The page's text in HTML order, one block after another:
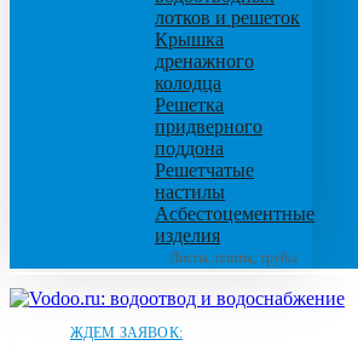
лотков и решеток
Крышка
дренажного
колодца
Решетка
придверного
поддона
Решетчатые
настилы
Асбестоцементные
изделия
Листы, плиты, трубы
ЖДЕМ ЗАЯВОК: